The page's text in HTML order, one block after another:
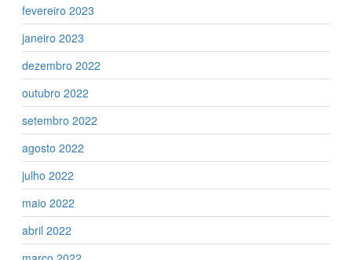
fevereiro 2023
janeiro 2023
dezembro 2022
outubro 2022
setembro 2022
agosto 2022
julho 2022
maio 2022
abril 2022